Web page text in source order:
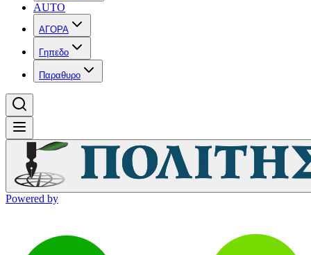
AUTO
ΑΓΟΡΑ
Γηπεδο
Παραθυρο
Powered by